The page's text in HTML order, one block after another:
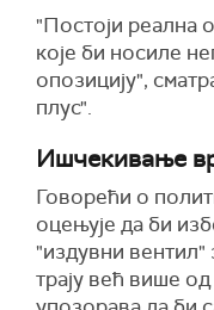
"Постоји реална
које би носиле
опозицију",
плус".
Ишчекивање
Говорећи о
оцењује да би
"издувни вентил"
трају већ више